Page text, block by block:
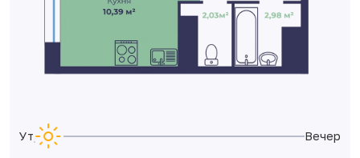
Утро Вечер